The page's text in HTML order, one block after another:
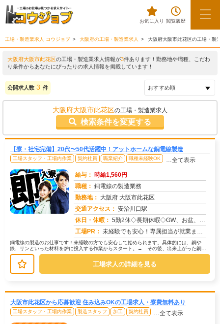
お気に入り 閲覧履歴
工場・製造業求人 コウジョブ 大阪府の工場・製造業求人 大阪府大阪市此花区の工場・製
大阪府大阪市此花区の工場・製造業求人情報が3件あります！勤務地や職種、こだわ
り条件からあなたにぴったりの求人情報を掲載しています！
公開求人数 3 件
大阪府大阪市此花区の工場・製造業求人
検索条件を変更する
【寮・社宅完備】20代〜50代活躍中！アットホームな銅電線製造
工場スタッフ・工場内作業 契約社員 職業紹介 職種未経験OK …全て表示
給与： 時給1,560円
職種： 銅電線の製造業務
勤務地： 大阪府 大阪市此花区
交通アクセス： 安治川口駅
休日・休暇： 5勤2休◇長期休暇◇GW、お盆、年末年始は当番制で出勤
工場PR： 未経験でも安心！専属担当が就業までしっかりサポートします！→ 経験・学歴・スキルは一切不問です。→ 20代、30代...
銅電線の製造のお仕事です！未経験の方でも安心して始められます。具体的には、銅や
鉄、リンといった材料を炉に投入する作業からスタート。→ その後、出来上がった銅線
の品質検査を行い、パソコンに入力しま...
工場求人の詳細を見る
大阪市此花区から応募歓迎 住み込みOKの工場求人・寮費無料あり
工場スタッフ・工場内作業 製造スタッフ 加工 契約社員 …全て表示